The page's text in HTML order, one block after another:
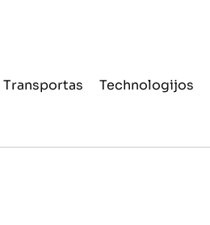
Transportas Technologijos